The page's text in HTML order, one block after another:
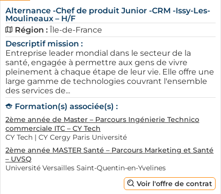
Alternance -Chef de produit Junior -CRM -Issy-Les-
Moulineaux – H/F
Région : Île-de-France
Descriptif mission :
Entreprise leader mondial dans le secteur de la
santé, engagée à permettre aux gens de vivre
pleinement à chaque étape de leur vie. Elle offre une
large gamme de technologies couvrant l'ensemble
des services de...
Formation(s) associée(s) :
2ème année de Master – Parcours Ingénierie Technico
commerciale ITC – CY Tech
CY Tech | CY Cergy Paris Université
2ème année MASTER Santé – Parcours Marketing et Santé
– UVSQ
Université Versailles Saint-Quentin-en-Yvelines
Voir l'offre de contrat